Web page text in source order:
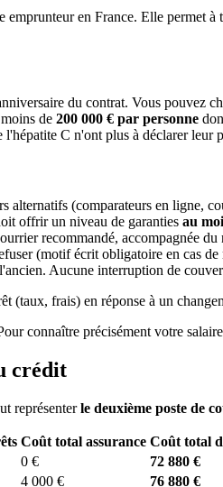
emprunteur en France. Elle permet à
du contrat. Vous pouvez
de 200 000 € par personne
l'hépatite C n'ont plus à déclarer leur
alternatifs (comparateurs en ligne,
offrir un niveau de garanties au
recommandé, accompagnée
(motif écrit obligatoire en cas de
Aucune interruption de
(taux, frais) en réponse à un
connaître précisément votre
crédit
représenterle deuxième poste de
Coût total assurance Coût total
0 €
72 880 €
4 000 €
76 880 €